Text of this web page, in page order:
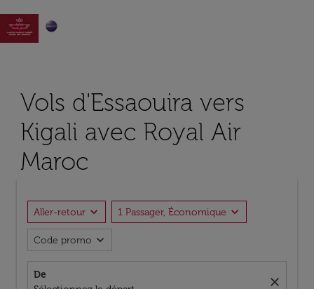

Vols d'Essaouira vers
Kigali avec Royal Air
Maroc
Aller-retour expand_more 1 Passager, Économique expand_more
Code promo expand_more
De
close